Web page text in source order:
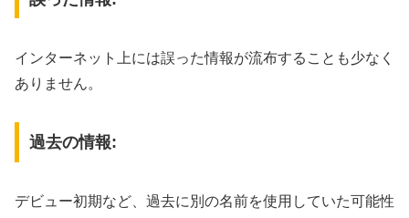
インターネット上には誤った情報が流布することも少なく
ありません。
過去の情報:
デビュー初期など、過去に別の名前を使用していた可能性